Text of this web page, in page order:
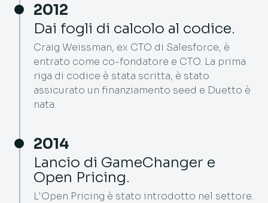
2012
Dai fogli di calcolo al codice.
Craig Weissman, ex CTO di Salesforce, è
entrato come co-fondatore e CTO. La prima
riga di codice è stata scritta, è stato
assicurato un finanziamento seed e Duetto è
nata.
2014
Lancio di GameChanger e
Open Pricing.
L'Open Pricing è stato introdotto nel settore.